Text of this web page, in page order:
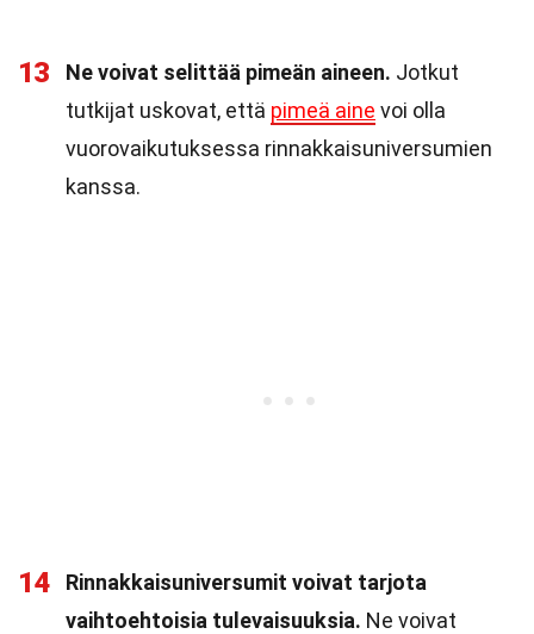
13 Ne voivat selittää pimeän aineen. Jotkut
tutkijat uskovat, että pimeä aine voi olla
vuorovaikutuksessa rinnakkaisuniversumien
kanssa.
14
Rinnakkaisuniversumit voivat tarjota
vaihtoehtoisia tulevaisuuksia. Ne voivat